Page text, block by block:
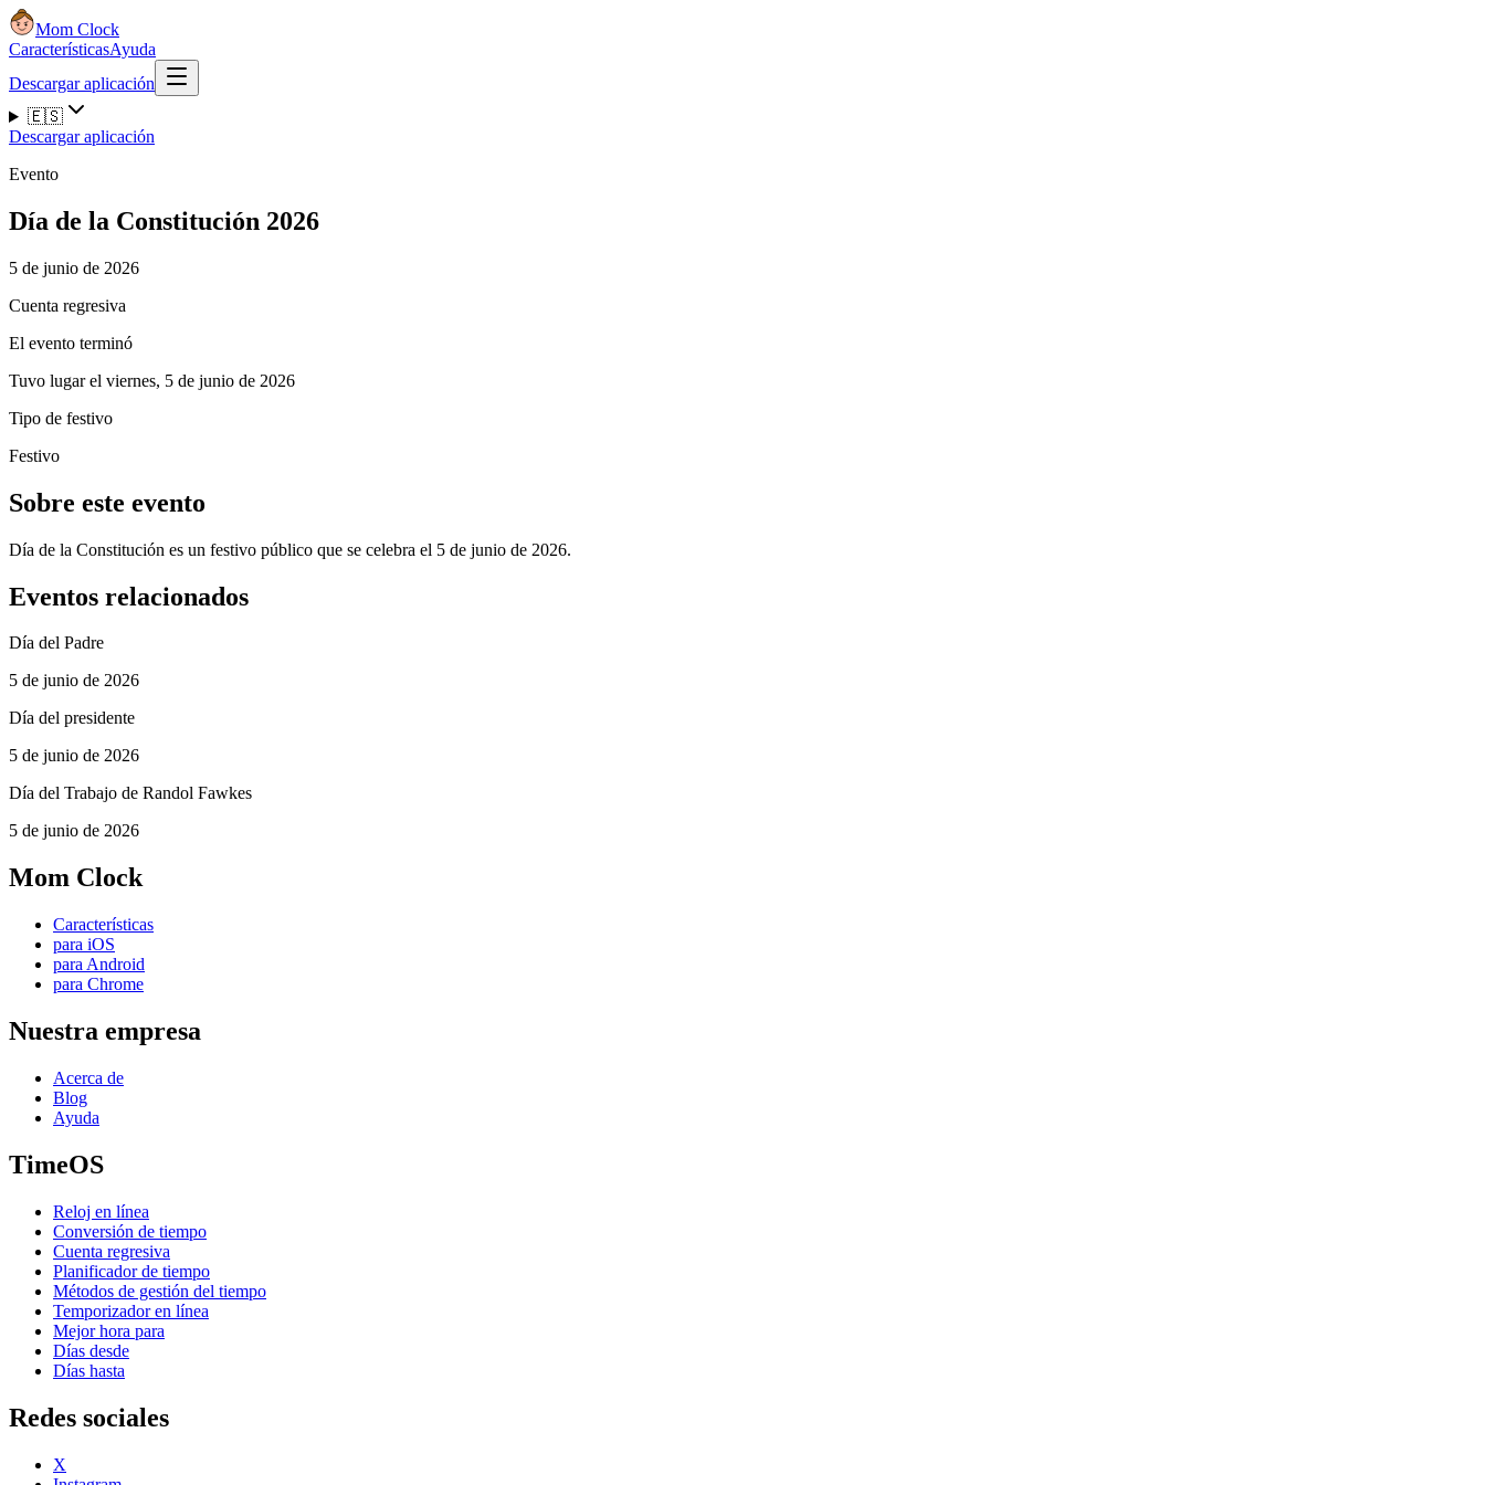
Mom Clock
CaracterísticasAyuda
Descargar aplicación
🇪🇸
Descargar aplicación
Evento
Día de la Constitución 2026
5 de junio de 2026
Cuenta regresiva
El evento terminó
Tuvo lugar el viernes, 5 de junio de 2026
Tipo de festivo
Festivo
Sobre este evento
Día de la Constitución es un festivo público que se celebra el 5 de junio de 2026.
Eventos relacionados
Día del Padre
5 de junio de 2026
Día del presidente
5 de junio de 2026
Día del Trabajo de Randol Fawkes
5 de junio de 2026
Mom Clock
Características
para iOS
para Android
para Chrome
Nuestra empresa
Acerca de
Blog
Ayuda
TimeOS
Reloj en línea
Conversión de tiempo
Cuenta regresiva
Planificador de tiempo
Métodos de gestión del tiempo
Temporizador en línea
Mejor hora para
Días desde
Días hasta
Redes sociales
X